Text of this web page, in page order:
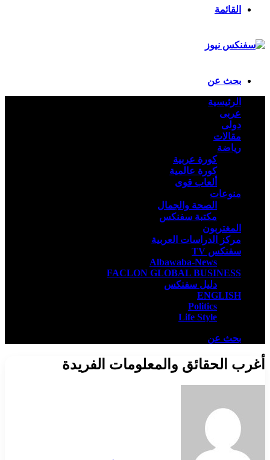
القائمة
بحث عن
الرئيسية
عربى
دولى
مقالات
رياضة
كورة عربية
كورة عالمية
ألعاب قوى
منوعات
الصحة والجمال
مكتبة سفنكس
المغتربون
مركز الدراسات العربية
سفنكس TV
Albawaba-News
FACLON GLOBAL BUSINESS
دليل سفنكس
ENGLISH
Politics
Life Style
بحث عن
أغرب الحقائق والمعلومات الفريدة